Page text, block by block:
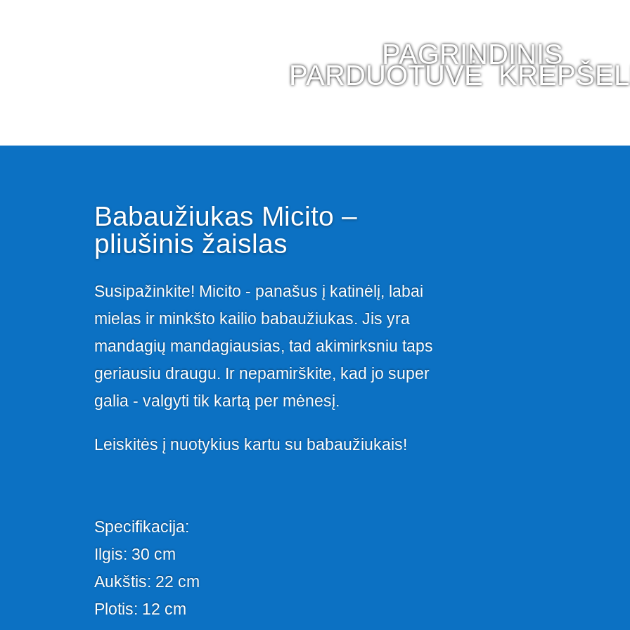
PAGRINDINIS
PARDUOTUVĖ
Babaužiukas Micito –
pliušinis žaislas
Susipažinkite! Micito - panašus į katinėlį, labai
mielas ir minkšto kailio babaužiukas. Jis yra
mandagių mandagiausias, tad akimirksniu taps
geriausiu draugu. Ir nepamirškite, kad jo super
galia - valgyti tik kartą per mėnesį.
Leiskitės į nuotykius kartu su babaužiukais!
Specifikacija:
Ilgis: 30 cm
Aukštis: 22 cm
Plotis: 12 cm